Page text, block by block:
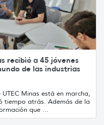
recibió a 45 jóvenes
de las industrias
Minas está en marcha,
tiempo atrás. Además de la
que ...